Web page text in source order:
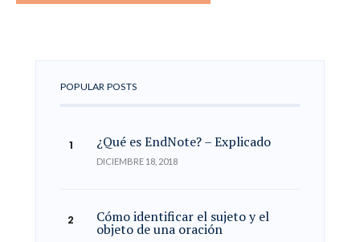
POPULAR POSTS
¿Qué es EndNote? – Explicado
DICIEMBRE 18, 2018
Cómo identificar el sujeto y el
objeto de una oración